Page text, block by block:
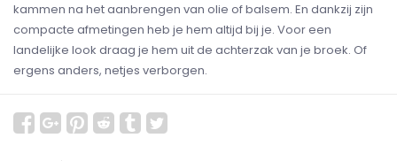
kammen na het aanbrengen van olie of balsem. En dankzij zijn
compacte afmetingen heb je hem altijd bij je. Voor een
landelijke look draag je hem uit de achterzak van je broek. Of
ergens anders, netjes verborgen.